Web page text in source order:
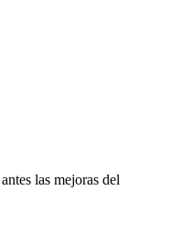
las mejoras del